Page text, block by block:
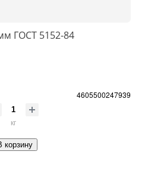
ГОСТ 5152-84
4605500247939
кг
корзину